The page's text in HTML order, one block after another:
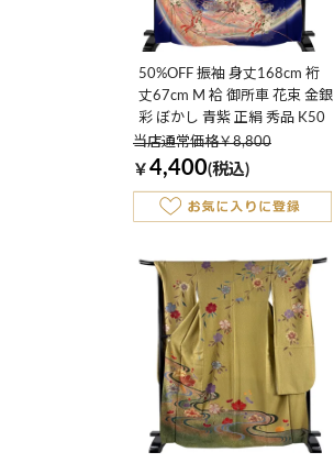
50%OFF 振袖 身丈168cm 裄
丈67cm M 袷 御所車 花束 金銀
彩 ぼかし 青紫 正絹 秀品 K50
当店通常価格￥8,800
￥ 4,400(税込)